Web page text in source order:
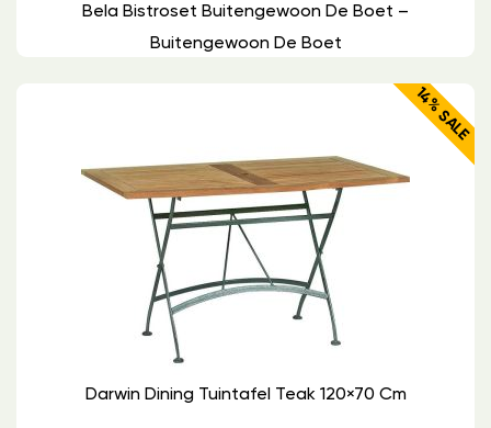
Bela Bistroset Buitengewoon De Boet –
Buitengewoon De Boet
14% SALE
Darwin Dining Tuintafel Teak 120×70 Cm